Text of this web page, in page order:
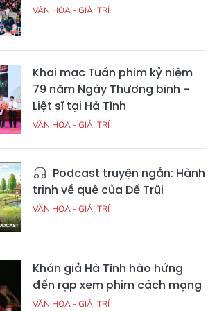
VĂN HÓA - GIẢI TRÍ
Khai mạc Tuần phim kỷ niệm
79 năm Ngày Thương binh -
Liệt sĩ tại Hà Tĩnh
VĂN HÓA - GIẢI TRÍ
Podcast truyện ngắn: Hành
trình về quê của Dế Trũi
VĂN HÓA - GIẢI TRÍ
Khán giả Hà Tĩnh hào hứng
đến rạp xem phim cách mạng
VĂN HÓA - GIẢI TRÍ